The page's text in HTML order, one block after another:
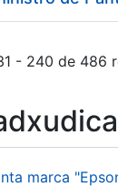
- 240 de 486
marca